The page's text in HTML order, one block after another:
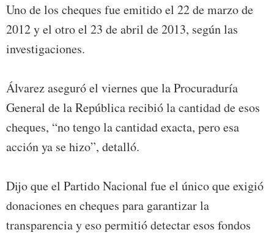
Uno de los cheques fue emitido el 22 de marzo de
2012 y el otro el 23 de abril de 2013, según las
investigaciones.
Álvarez aseguró el viernes que la Procuraduría
General de la República recibió la cantidad de esos
cheques, “no tengo la cantidad exacta, pero esa
acción ya se hizo”, detalló.
Dijo que el Partido Nacional fue el único que exigió
donaciones en cheques para garantizar la
transparencia y eso permitió detectar esos fondos